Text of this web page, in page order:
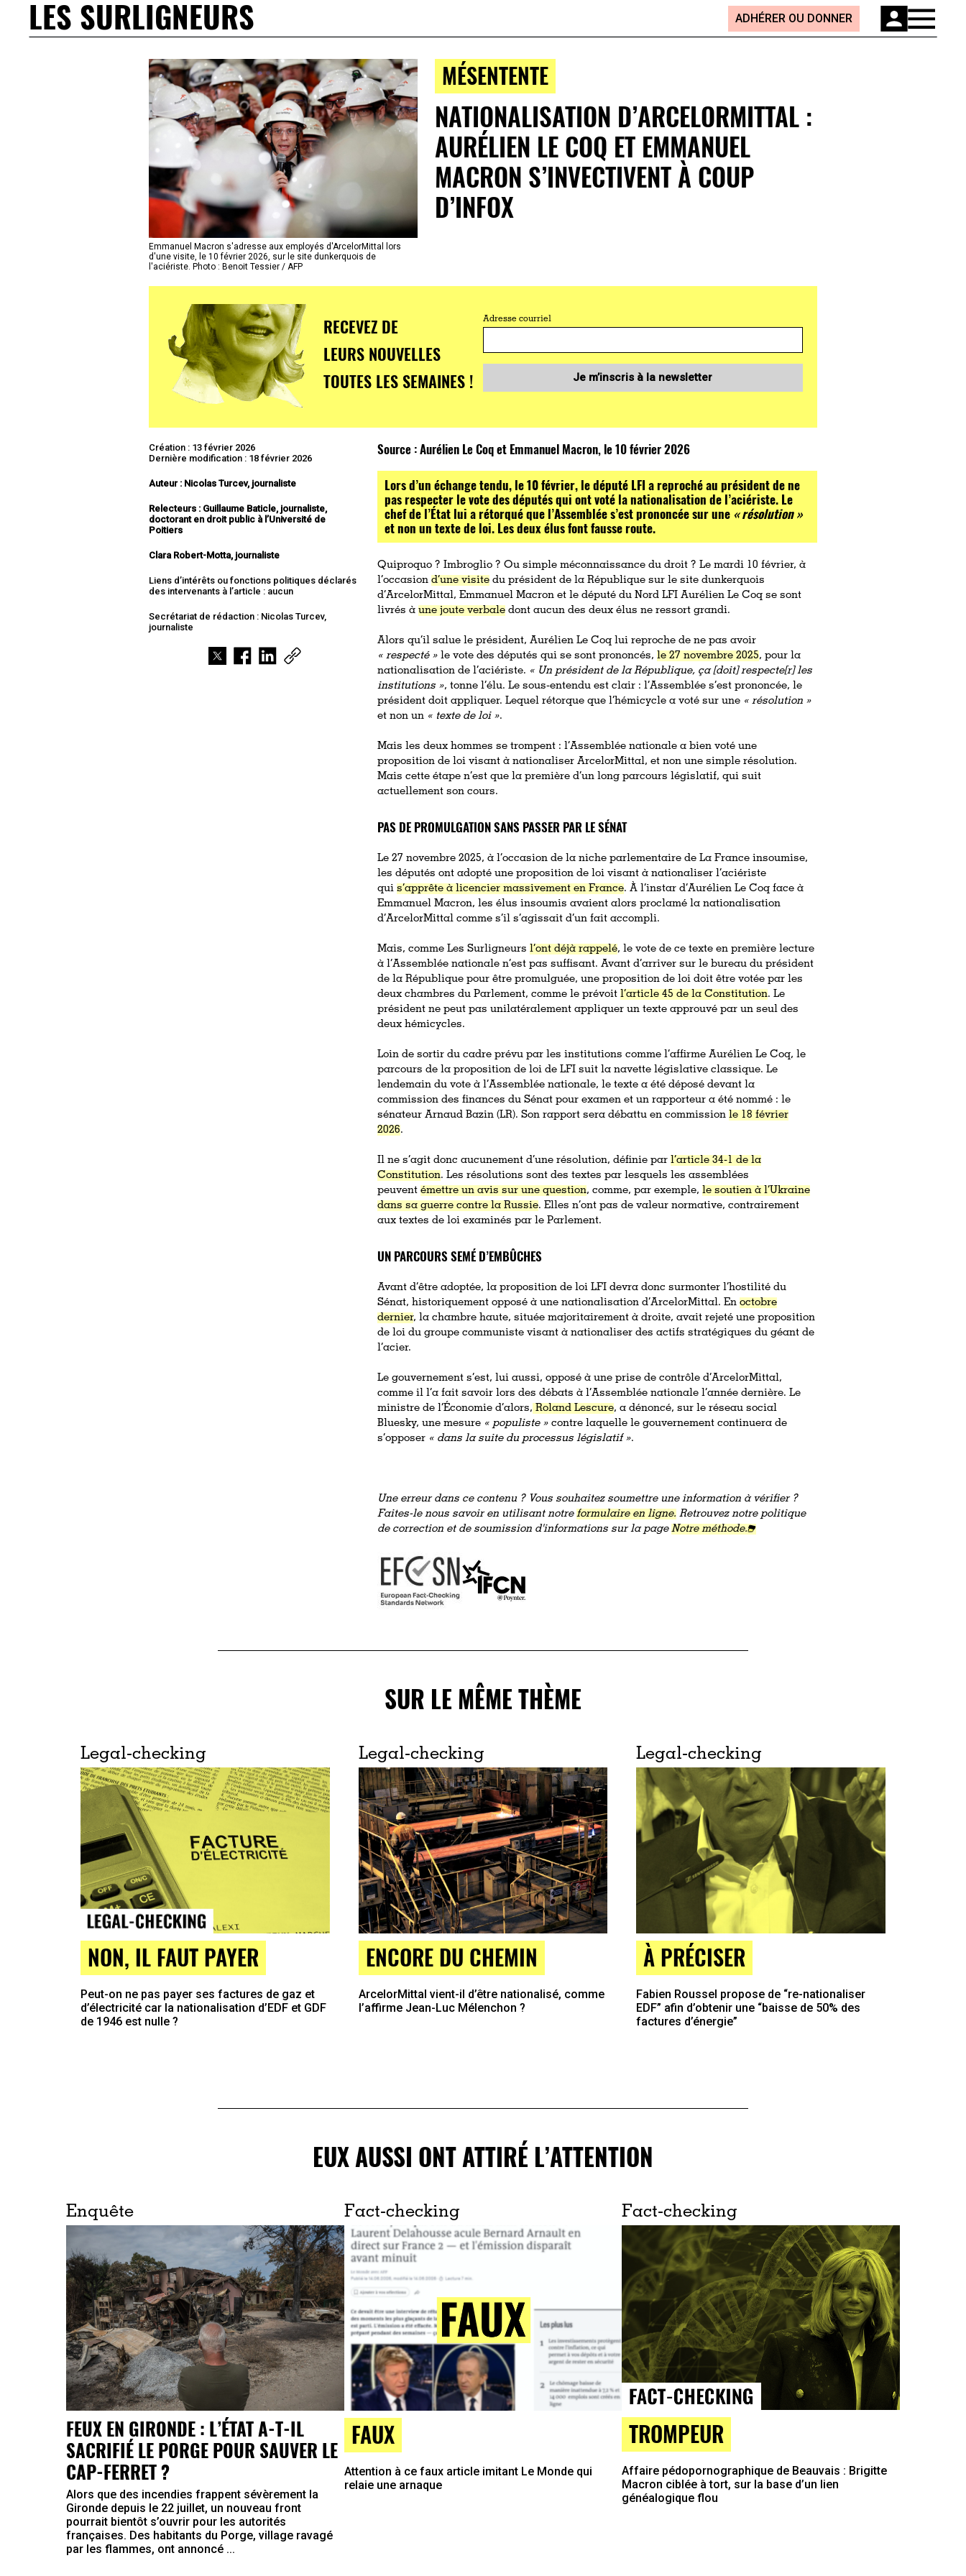
LES SURLIGNEURS ADHÉRER OU DONNER
Emmanuel Macron s'adresse aux employés d'ArcelorMittal lors
d'une visite, le 10 février 2026, sur le site dunkerquois de
l'aciériste. Photo : Benoit Tessier / AFP
MÉSENTENTE
NATIONALISATION D’ARCELORMITTAL :
AURÉLIEN LE COQ ET EMMANUEL
MACRON S’INVECTIVENT À COUP
D’INFOX
RECEVEZ DE
LEURS NOUVELLES
TOUTES LES SEMAINES !
Adresse courriel
Je m’inscris à la newsletter
Création : 13 février 2026
Dernière modification : 18 février 2026
Auteur : Nicolas Turcev, journaliste
Relecteurs : Guillaume Baticle, journaliste,
doctorant en droit public à l’Université de
Poitiers
Clara Robert-Motta, journaliste
Liens d’intérêts ou fonctions politiques déclarés
des intervenants à l’article : aucun
Secrétariat de rédaction : Nicolas Turcev,
journaliste
Source :Aurélien Le Coq et Emmanuel Macron, le 10 février 2026
Lors d’un échange tendu, le 10 février, le député LFI a reproché au président de ne
pas respecter le vote des députés qui ont voté la nationalisation de l’aciériste. Le
chef de l’État lui a rétorqué que l’Assemblée s’est prononcée sur une « résolution »
et non un texte de loi. Les deux élus font fausse route.
Quiproquo ? Imbroglio ? Ou simple méconnaissance du droit ? Le mardi 10 février, à
l’occasiond’une visite du président de la République sur le site dunkerquois
d’ArcelorMittal, Emmanuel Macron et le député du Nord LFI Aurélien Le Coq se sont
livrés àune joute verbale dont aucun des deux élus ne ressort grandi.
Alors qu’il salue le président, Aurélien Le Coq lui reproche de ne pas avoir
« respecté » le vote des députés qui se sont prononcés,le 27 novembre 2025, pour la
nationalisation de l’aciériste. « Un président de la République, ça [doit] respecte[r] les
institutions », tonne l’élu. Le sous-entendu est clair : l’Assemblée s’est prononcée, le
président doit appliquer. Lequel rétorque que l’hémicycle a voté sur une « résolution »
et non un « texte de loi ».
Mais les deux hommes se trompent : l’Assemblée nationale a bien voté une
proposition de loi visant à nationaliser ArcelorMittal, et non une simple résolution.
Mais cette étape n’est que la première d’un long parcours législatif, qui suit
actuellement son cours.
PAS DE PROMULGATION SANS PASSER PAR LE SÉNAT
Le 27 novembre 2025, à l’occasion de la niche parlementaire de La France insoumise,
les députés ont adopté une proposition de loi visant à nationaliser l’aciériste
quis’apprête à licencier massivement en France. À l’instar d’Aurélien Le Coq face à
Emmanuel Macron, les élus insoumis avaient alors proclamé la nationalisation
d’ArcelorMittal comme s’il s’agissait d’un fait accompli.
Mais, comme Les Surligneursl’ont déjà rappelé, le vote de ce texte en première lecture
à l’Assemblée nationale n’est pas suffisant. Avant d’arriver sur le bureau du président
de la République pour être promulguée, une proposition de loi doit être votée par les
deux chambres du Parlement, comme le prévoitl’article 45 de la Constitution. Le
président ne peut pas unilatéralement appliquer un texte approuvé par un seul des
deux hémicycles.
Loin de sortir du cadre prévu par les institutions comme l’affirme Aurélien Le Coq, le
parcours de la proposition de loi de LFI suit la navette législative classique. Le
lendemain du vote à l’Assemblée nationale, le texte a été déposé devant la
commission des finances du Sénat pour examen et un rapporteur a été nommé : le
sénateur Arnaud Bazin (LR). Son rapport sera débattu en commissionle 18 février
2026.
Il ne s’agit donc aucunement d’une résolution, définie parl’article 34-1 de la
Constitution. Les résolutions sont des textes par lesquels les assemblées
peuventémettre un avis sur une question, comme, par exemple,le soutien à l’Ukraine
dans sa guerre contre la Russie. Elles n’ont pas de valeur normative, contrairement
aux textes de loi examinés par le Parlement.
UN PARCOURS SEMÉ D’EMBÛCHES
Avant d’être adoptée, la proposition de loi LFI devra donc surmonter l’hostilité du
Sénat, historiquement opposé à une nationalisation d’ArcelorMittal. Enoctobre
dernier, la chambre haute, située majoritairement à droite, avait rejeté une proposition
de loi du groupe communiste visant à nationaliser des actifs stratégiques du géant de
l’acier.
Le gouvernement s’est, lui aussi, opposé à une prise de contrôle d’ArcelorMittal,
comme il l’a fait savoir lors des débats à l’Assemblée nationale l’année dernière. Le
ministre de l’Économie d’alors, Roland Lescure, a dénoncé, sur le réseau social
Bluesky, une mesure « populiste » contre laquelle le gouvernement continuera de
s’opposer « dans la suite du processus législatif ».
Une erreur dans ce contenu ? Vous souhaitez soumettre une information à vérifier ?
Faites-le nous savoir en utilisant notreformulaire en ligne. Retrouvez notre politique
de correction et de soumission d'informations sur la pageNotre méthode.
SUR LE MÊME THÈME
Legal-checking
NON, IL FAUT PAYER
Peut-on ne pas payer ses factures de gaz et
d’électricité car la nationalisation d’EDF et GDF
de 1946 est nulle ?
Legal-checking
ENCORE DU CHEMIN
ArcelorMittal vient-il d’être nationalisé, comme
l’affirme Jean-Luc Mélenchon ?
Legal-checking
À PRÉCISER
Fabien Roussel propose de “re-nationaliser
EDF” afin d’obtenir une “baisse de 50% des
factures d’énergie”
EUX AUSSI ONT ATTIRÉ L’ATTENTION
Enquête
FEUX EN GIRONDE : L’ÉTAT A-T-IL
SACRIFIÉ LE PORGE POUR SAUVER LE
CAP-FERRET ?
Alors que des incendies frappent sévèrement la
Gironde depuis le 22 juillet, un nouveau front
pourrait bientôt s’ouvrir pour les autorités
françaises. Des habitants du Porge, village ravagé
par les flammes, ont annoncé ...
Fact-checking
FAUX
Attention à ce faux article imitant Le Monde qui
relaie une arnaque
Fact-checking
TROMPEUR
Affaire pédopornographique de Beauvais : Brigitte
Macron ciblée à tort, sur la base d’un lien
généalogique flou